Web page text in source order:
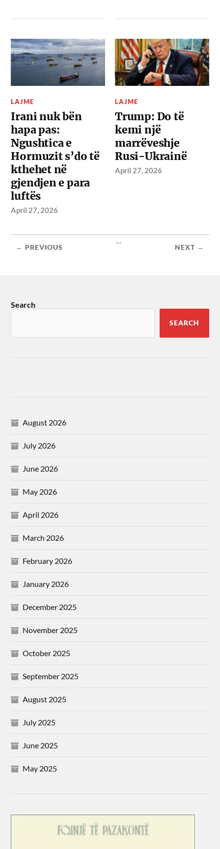
LAJME
Irani nuk bën
hapa pas:
Ngushtica e
Hormuzit s’do të
kthehet në
gjendjen e para
luftës
April 27, 2026
LAJME
Trump: Do të
kemi një
marrëveshje
Rusi-Ukrainë
April 27, 2026
← PREVIOUS
...
NEXT →
Search
SEARCH
August 2026
July 2026
June 2026
May 2026
April 2026
March 2026
February 2026
January 2026
December 2025
November 2025
October 2025
September 2025
August 2025
July 2025
June 2025
May 2025